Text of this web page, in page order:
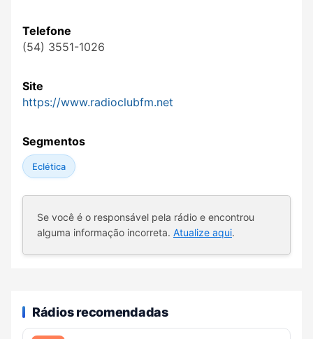
Telefone
(54) 3551-1026
Site
https://www.radioclubfm.net
Segmentos
Eclética
Se você é o responsável pela rádio e encontrou
alguma informação incorreta. Atualize aqui.
Rádios recomendadas